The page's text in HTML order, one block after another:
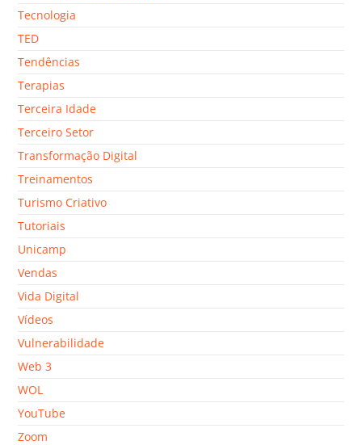
Tecnologia
TED
Tendências
Terapias
Terceira Idade
Terceiro Setor
Transformação Digital
Treinamentos
Turismo Criativo
Tutoriais
Unicamp
Vendas
Vida Digital
Vídeos
Vulnerabilidade
Web 3
WOL
YouTube
Zoom